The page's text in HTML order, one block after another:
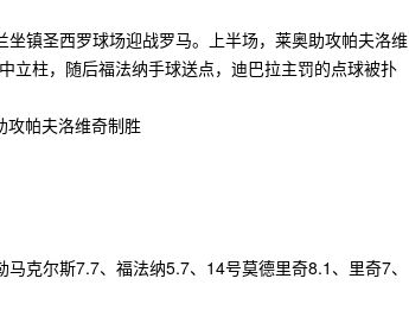
镇圣西罗球场迎战罗马。上半场，莱奥助攻帕夫洛维
立柱，随后福法纳手球送点，迪巴拉主罚的点球被扑
克尔斯7.7、福法纳5.7、14号莫德里奇8.1、里奇7、